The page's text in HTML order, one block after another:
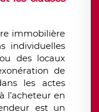
immobilière
individuelles
des locaux
de
les actes
l’acheteur en
est un